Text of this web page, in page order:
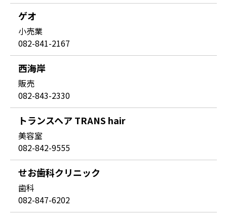
ゲオ
小売業
082-841-2167
西海岸
販売
082-843-2330
トランスヘア TRANS hair
美容室
082-842-9555
せお歯科クリニック
歯科
082-847-6202